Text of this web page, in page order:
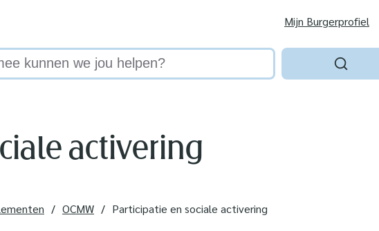
Mijn Burgerprofiel
kunnen we jou helpen?
Zoeken
activering
OCMW Participatie en sociale activering